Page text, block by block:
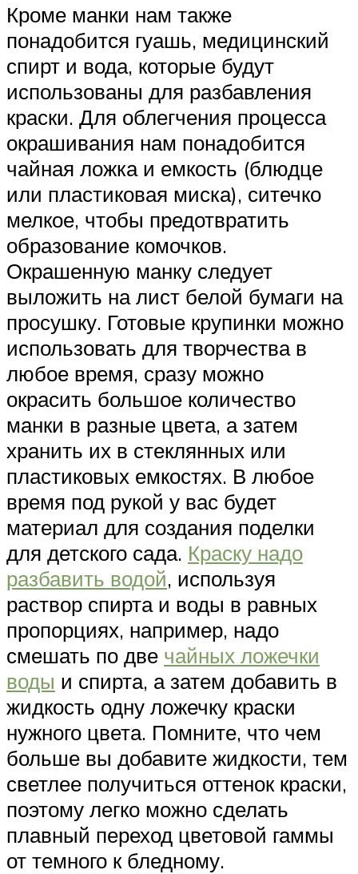
Кроме манки нам также
понадобится гуашь, медицинский
спирт и вода, которые будут
использованы для разбавления
краски. Для облегчения процесса
окрашивания нам понадобится
чайная ложка и емкость (блюдце
или пластиковая миска), ситечко
мелкое, чтобы предотвратить
образование комочков.
Окрашенную манку следует
выложить на лист белой бумаги на
просушку. Готовые крупинки можно
использовать для творчества в
любое время, сразу можно
окрасить большое количество
манки в разные цвета, а затем
хранить их в стеклянных или
пластиковых емкостях. В любое
время под рукой у вас будет
материал для создания поделки
для детского сада. Краску надо
разбавить водой, используя
раствор спирта и воды в равных
пропорциях, например, надо
смешать по две чайных ложечки
воды и спирта, а затем добавить в
жидкость одну ложечку краски
нужного цвета. Помните, что чем
больше вы добавите жидкости, тем
светлее получиться оттенок краски,
поэтому легко можно сделать
плавный переход цветовой гаммы
от темного к бледному.